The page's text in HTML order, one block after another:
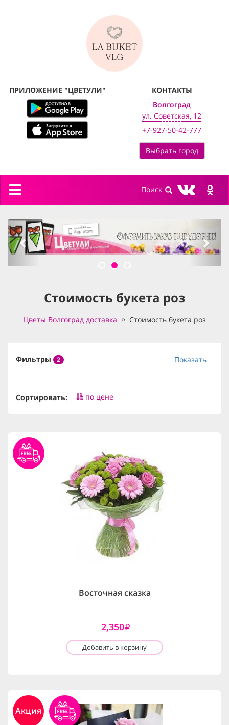
ПРИЛОЖЕНИЕ "ЦВЕТУЛИ"
КОНТАКТЫ
Волгоград
ул. Советская, 12
+7-927-50-42-777
Выбрать город
Toggle
previous
Стоимость букета роз
Цветы Волгоград доставка Стоимость букета роз
Фильтры 2 Показать
Сортировать: по цене
Восточная сказка
2,350i
Добавить в корзину
Акция